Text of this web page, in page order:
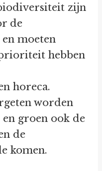
zijn
de
moeten
hebben
horeca.
worden
groen ook de
de
komen.